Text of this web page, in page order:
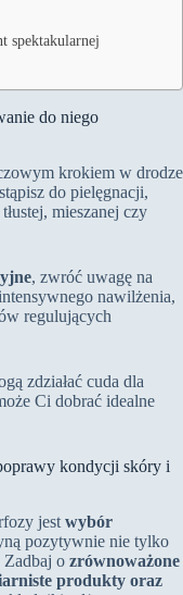
spektakularnej
do niego
krokiem w drodze
do pielęgnacji,
mieszanej czy
, zwróć uwagę na
nawilżenia,
regulujących
zdziałać cuda dla
Ci dobrać idealne
kondycji skóry i
jest wybór
pozytywnie nie tylko
Zadbaj o zrównoważone
produkty oraz